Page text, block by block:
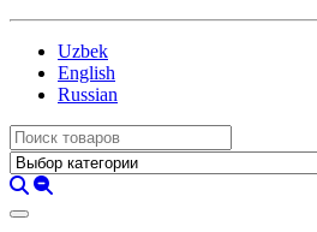
Uzbek
English
Russian